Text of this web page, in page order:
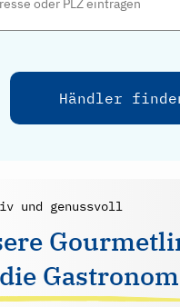
und genussvoll